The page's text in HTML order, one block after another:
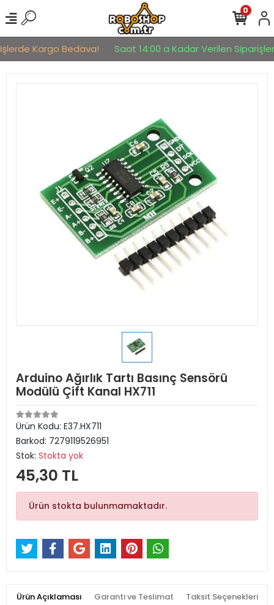
Kargo Bedava! Saat 14:00 a Kadar Verilen Siparişler
0
Arduino Ağırlık Tartı Basınç Sensörü
Modülü Çift Kanal HX711
Ürün Kodu: E37.HX711
Barkod: 7279119526951
Stok: Stokta yok
45,30 TL
Ürün stokta bulunmamaktadır.
Ürün Açıklaması Garanti ve Teslimat Taksit Seçenekleri